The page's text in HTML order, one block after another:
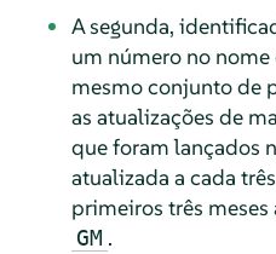
A segunda,
um número no
mesmo conjunto de
as atualizações de
que foram lançados
atualizada a cada
primeiros três
GM .